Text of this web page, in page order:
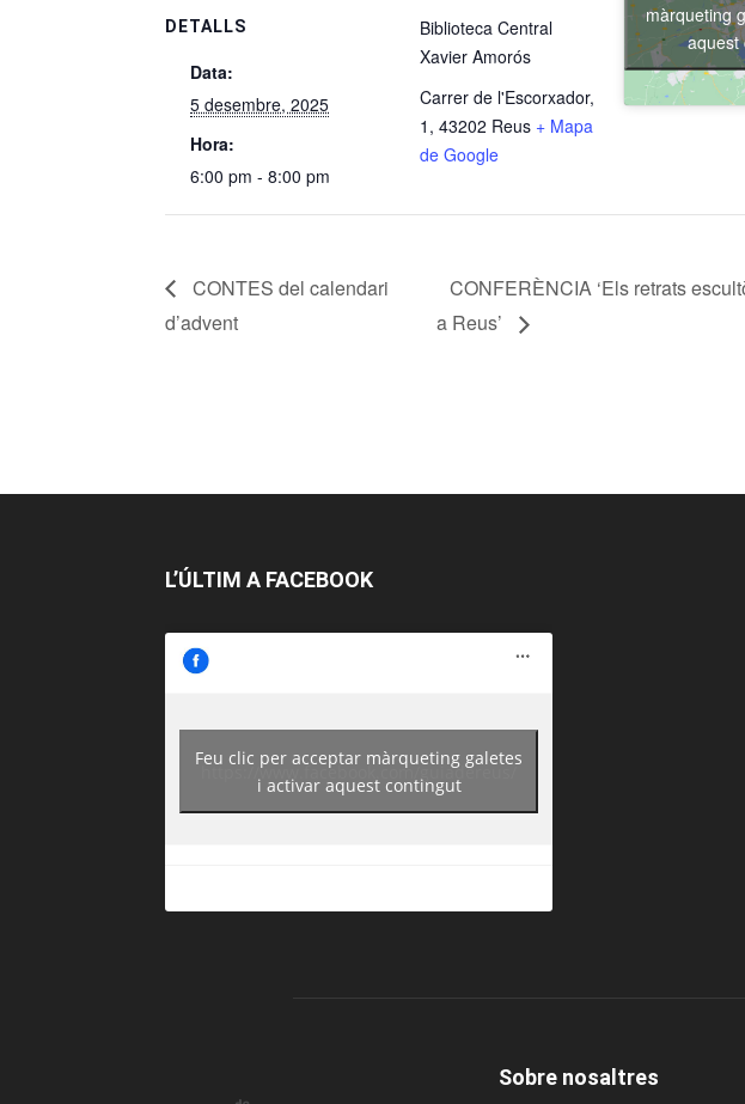
DETALLS
Data:
5 desembre, 2025
Hora:
6:00 pm - 8:00 pm
Biblioteca Central
Xavier Amorós
Carrer de l'Escorxador,
1, 43202 Reus + Mapa
de Google
màrqueting
aquest
CONTES del calendari
d’advent
CONFERÈNCIA ‘Els retrats
a Reus’
L’ÚLTIM A FACEBOOK
https://www.facebook.com/guiadereus/
Feu clic per acceptar màrqueting galetes
i activar aquest contingut
Sobre nosaltres